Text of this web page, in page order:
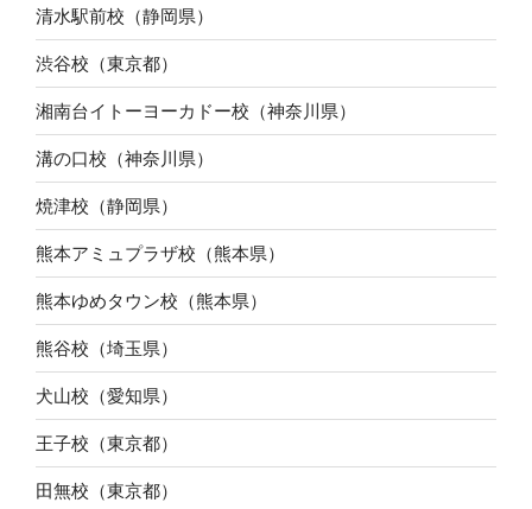
清水駅前校（静岡県）
渋谷校（東京都）
湘南台イトーヨーカドー校（神奈川県）
溝の口校（神奈川県）
焼津校（静岡県）
熊本アミュプラザ校（熊本県）
熊本ゆめタウン校（熊本県）
熊谷校（埼玉県）
犬山校（愛知県）
王子校（東京都）
田無校（東京都）